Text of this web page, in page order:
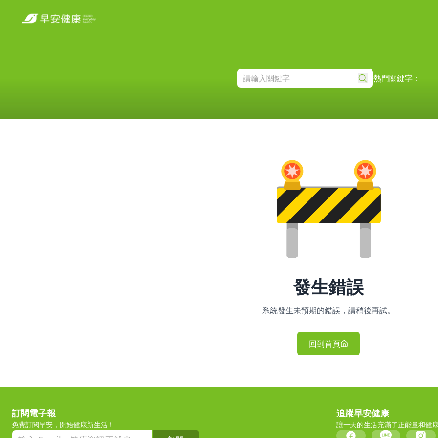
熱門關鍵字：
發生錯誤
系統發生未預期的錯誤，請稍後再試。
回到首頁
訂閱電子報
免費訂閱早安，開始健康新生活！
追蹤早安健康
讓一天的生活充滿了正能量和健